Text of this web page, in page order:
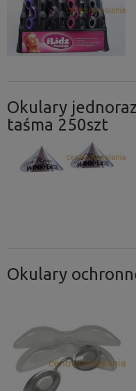
Okulary
taśma 250szt
Okulary